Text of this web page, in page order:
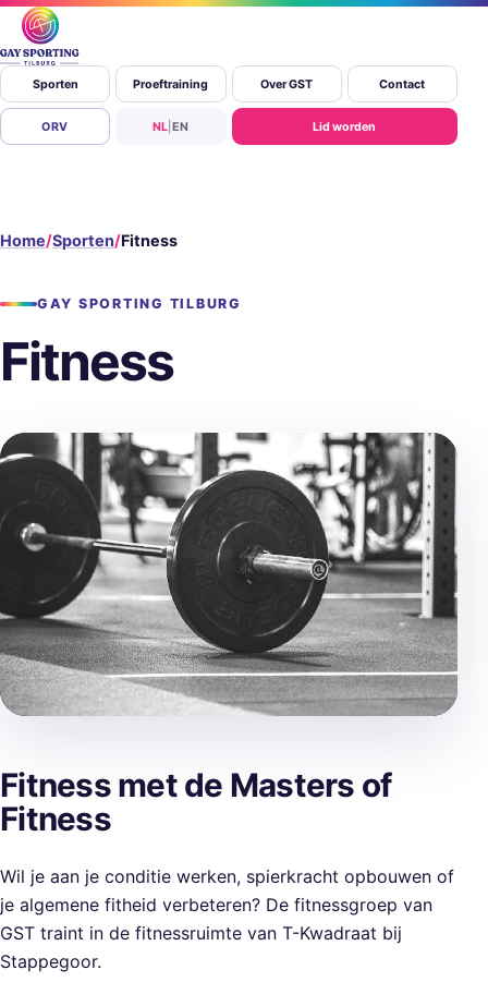
Sporten Proeftraining Over GST Contact
ORV NL |EN Lid worden
Home Sporten Fitness
GAY SPORTING TILBURG
Fitness
Fitness met de Masters of
Fitness
Wil je aan je conditie werken, spierkracht opbouwen of
je algemene fitheid verbeteren? De fitnessgroep van
GST traint in de fitnessruimte van T-Kwadraat bij
Stappegoor.